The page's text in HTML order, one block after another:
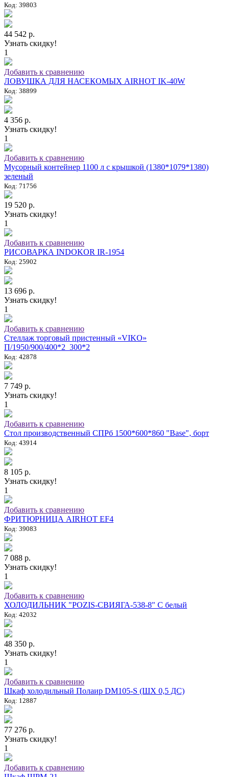
Код: 39803
44 542 р.
Узнать скидку!
1
Добавить к сравнению
ЛОВУШКА ДЛЯ НАСЕКОМЫХ AIRHOT IK-40W
Код: 38899
4 356 р.
Узнать скидку!
1
Добавить к сравнению
Мусорный контейнер 1100 л с крышкой (1380*1079*1380)
зеленый
Код: 71756
19 520 р.
Узнать скидку!
1
Добавить к сравнению
РИСОВАРКА INDOKOR IR-1954
Код: 25902
13 696 р.
Узнать скидку!
1
Добавить к сравнению
Стеллаж торговый пристенный «VIKO»
П/1950/900/400*2_300*2
Код: 42878
7 749 р.
Узнать скидку!
1
Добавить к сравнению
Стол производственный СПРб 1500*600*860 "Base", борт
Код: 43914
8 105 р.
Узнать скидку!
1
Добавить к сравнению
ФРИТЮРНИЦА AIRHOT EF4
Код: 39083
7 088 р.
Узнать скидку!
1
Добавить к сравнению
ХОЛОДИЛЬНИК "POZIS-СВИЯГА-538-8" C белый
Код: 42032
48 350 р.
Узнать скидку!
1
Добавить к сравнению
Шкаф холодильный Полаир DM105-S (ШХ 0,5 ДС)
Код: 12887
77 276 р.
Узнать скидку!
1
Добавить к сравнению